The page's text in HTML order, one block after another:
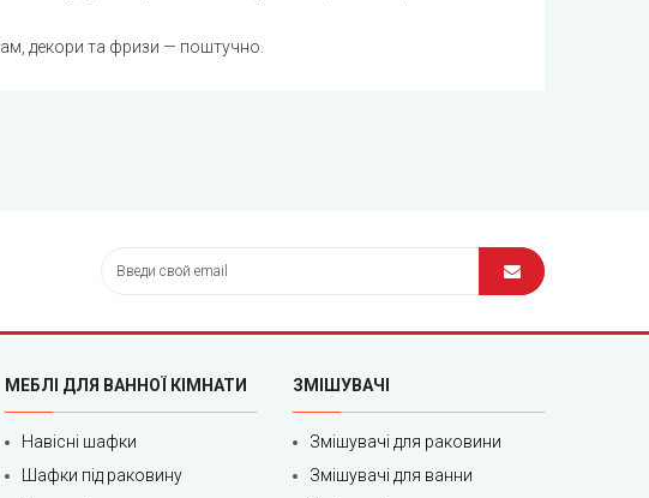
Уточнюйте
Уточнюйте
декори та фризи — поштучно.
МЕБЛІ ДЛЯ ВАННОЇ КІМНАТИ
Навісні шафки
Шафки під раковину
ЗМІШУВАЧІ
Змішувачі для раковини
Змішувачі для ванни